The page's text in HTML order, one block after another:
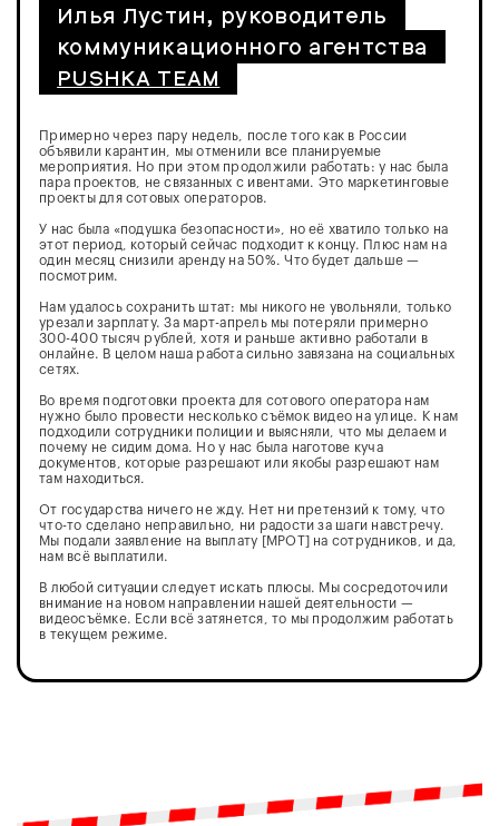
Илья Лустин, руководитель
коммуникационного агентства
PUSHKA TEAM
Примерно через пару недель, после того как в России
объявили карантин, мы отменили все планируемые
мероприятия. Но при этом продолжили работать: у нас была
пара проектов, не связанных с ивентами. Это маркетинговые
проекты для сотовых операторов.
У нас была «подушка безопасности», но её хватило только на
этот период, который сейчас подходит к концу. Плюс нам на
один месяц снизили аренду на 50%. Что будет дальше —
посмотрим.
Нам удалось сохранить штат: мы никого не увольняли, только
урезали зарплату. За март-апрель мы потеряли примерно
300-400 тысяч рублей, хотя и раньше активно работали в
онлайне. В целом наша работа сильно завязана на социальных
сетях.
Во время подготовки проекта для сотового оператора нам
нужно было провести несколько съёмок видео на улице. К нам
подходили сотрудники полиции и выясняли, что мы делаем и
почему не сидим дома. Но у нас была наготове куча
документов, которые разрешают или якобы разрешают нам
там находиться.
От государства ничего не жду. Нет ни претензий к тому, что
что-то сделано неправильно, ни радости за шаги навстречу.
Мы подали заявление на выплату [МРОТ] на сотрудников, и да,
нам всё выплатили.
В любой ситуации следует искать плюсы. Мы сосредоточили
внимание на новом направлении нашей деятельности —
видеосъёмке. Если всё затянется, то мы продолжим работать
в текущем режиме.